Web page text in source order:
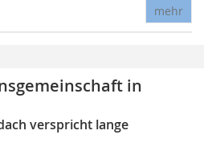
mehr
in
verspricht lange